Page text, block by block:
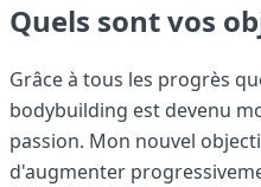
Quels sont vos
Grâce à tous les progrès
bodybuilding est devenu
passion. Mon nouvel
d'augmenter